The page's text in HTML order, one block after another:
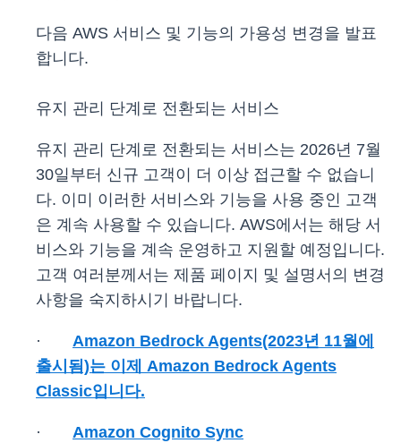
다음 AWS 서비스 및 기능의 가용성 변경을 발표
합니다.
유지 관리 단계로 전환되는 서비스
유지 관리 단계로 전환되는 서비스는 2026년 7월
30일부터 신규 고객이 더 이상 접근할 수 없습니
다. 이미 이러한 서비스와 기능을 사용 중인 고객
은 계속 사용할 수 있습니다. AWS에서는 해당 서
비스와 기능을 계속 운영하고 지원할 예정입니다.
고객 여러분께서는 제품 페이지 및 설명서의 변경
사항을 숙지하시기 바랍니다.
· Amazon Bedrock Agents(2023년 11월에
출시됨)는 이제 Amazon Bedrock Agents
Classic입니다.
· Amazon Cognito Sync